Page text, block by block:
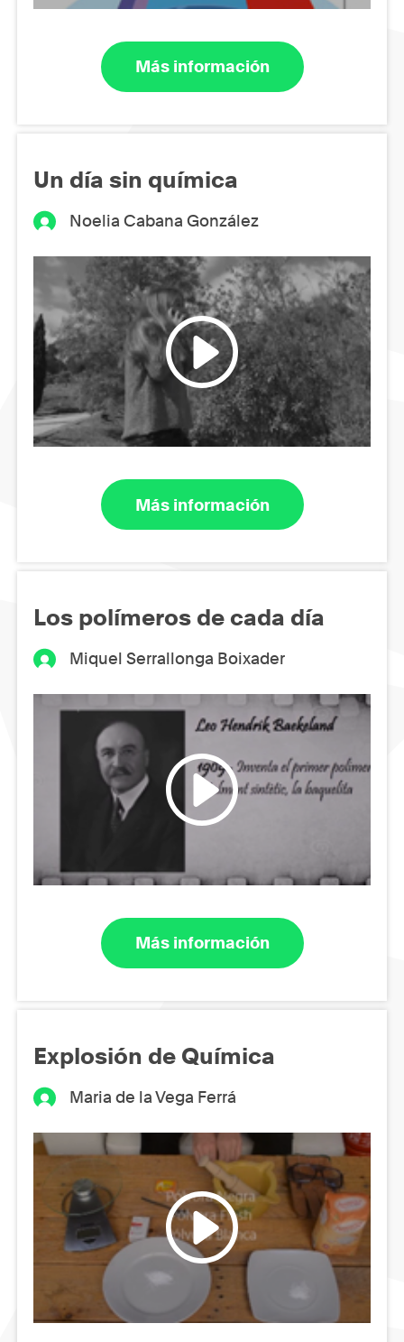
Más información
Un día sin química
Noelia Cabana González
Más información
Los polímeros de cada día
Miquel Serrallonga Boixader
Más información
Explosión de Química
Maria de la Vega Ferrá